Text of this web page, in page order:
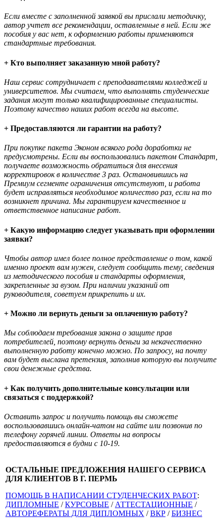
Если вместе с заполненной заявкой вы прислали методичку,
автор учтет все рекомендации, оставленные в ней. Если же
пособия у вас нет, к оформлению работы применяются
стандартные требования.
+ Кто выполняет заказанную мной работу?
Наш сервис сотрудничает с преподавателями колледжей и
университетов. Мы считаем, что выполнять студенческие
задания могут только квалифицированные специалисты.
Поэтому качество наших работ всегда на высоте.
+ Предоставляются ли гарантии на работу?
При покупке пакета Эконом всякого рода доработки не
предусмотрены. Если вы воспользовались пакетом Стандарт,
получаете возможность обратиться для внесения
корректировок в количестве 3 раз. Остановившись на
Премиум сегменте ограничения отсутствуют, и работа
будет исправляться необходимое количество раз, если на то
возникнет причина. Мы гарантируем качественное и
ответственное написание работ.
+ Какую информацию следует указывать при оформлении
заявки?
Чтобы автор имел более полное представление о том, какой
именно проект вам нужен, следует сообщить тему, сведения
из методического пособия и стандарты оформления,
закрепленные за вузом. При наличии указаний от
руководителя, советуем прикрепить и их.
+ Можно ли вернуть деньги за оплаченную работу?
Мы соблюдаем требования закона о защите прав
потребителей, поэтому вернуть деньги за некачественно
выполненную работу конечно можно. По запросу, на почту
вам будет выслана претензия, заполнив которую вы получите
свои денежные средства.
+ Как получить дополнительные консультации или
связаться с поддержкой?
Оставить запрос и получить помощь вы сможете
воспользовавшись онлайн-чатом на сайте или позвонив по
телефону горячей линии. Ответы на вопросы
предоставляются в будни с 10-19.
ОСТАЛЬНЫЕ ПРЕДЛОЖЕНИЯ НАШЕГО СЕРВИСА
ДЛЯ КЛИЕНТОВ В Г. ПЕРМЬ
ПОМОЩЬ В НАПИСАНИИ СТУДЕНЧЕСКИХ РАБОТ:
ДИПЛОМНЫЕ /КУРСОВЫЕ / АТТЕСТАЦИОННЫЕ /
АВТОРЕФЕРАТЫ ДЛЯ ДИПЛОМНЫХ /ВКР /БИЗНЕС